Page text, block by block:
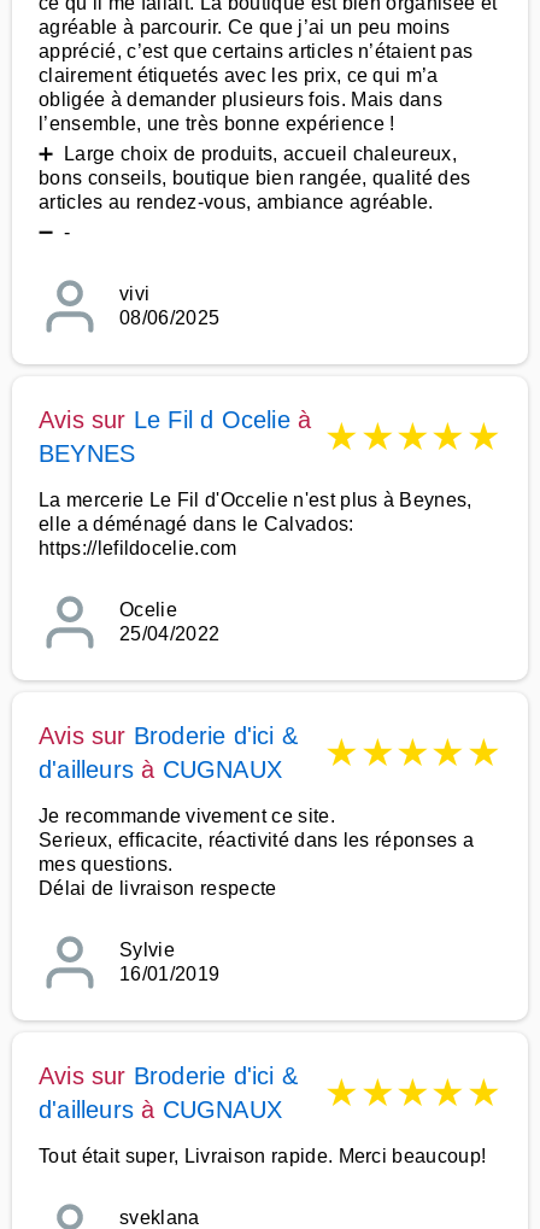
agréable à parcourir. Ce que j’ai un peu moins
apprécié, c’est que certains articles n’étaient pas
clairement étiquetés avec les prix, ce qui m’a
obligée à demander plusieurs fois. Mais dans
l’ensemble, une très bonne expérience !
➕ Large choix de produits, accueil chaleureux,
bons conseils, boutique bien rangée, qualité des
articles au rendez-vous, ambiance agréable.
➖ -
vivi
08/06/2025
Avis sur Le Fil d Ocelieà
BEYNES
★★★★★
La mercerie Le Fil d'Occelie n'est plus à Beynes,
elle a déménagé dans le Calvados:
https://lefildocelie.com
Ocelie
25/04/2022
Avis sur Broderie d'ici &
d'ailleurs à CUGNAUX ★★★★★
Je recommande vivement ce site.
Serieux, efficacite, réactivité dans les réponses a
mes questions.
Délai de livraison respecte
Sylvie
16/01/2019
Avis sur Broderie d'ici &
d'ailleurs à CUGNAUX ★★★★★
Tout était super, Livraison rapide. Merci beaucoup!
sveklana